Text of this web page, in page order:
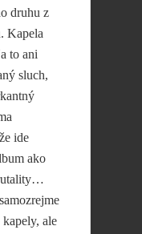
druhu z
Kapela
to ani
sluch,
ide
ako
ale